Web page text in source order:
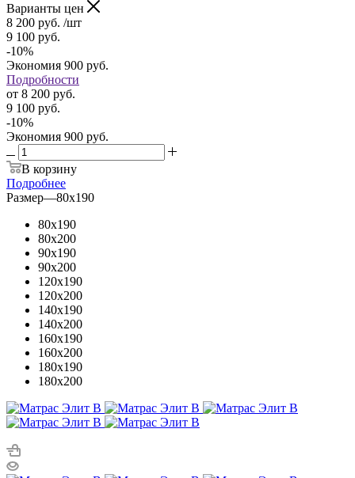
Варианты цен
8 200 руб. /шт
9 100 руб.
-10%
Экономия 900 руб.
Подробности
от 8 200 руб.
9 100 руб.
-10%
Экономия 900 руб.
В корзину
Подробнее
Размер—80x190
80x190
80x200
90x190
90x200
120x190
120x200
140x190
140x200
160x190
160x200
180x190
180x200